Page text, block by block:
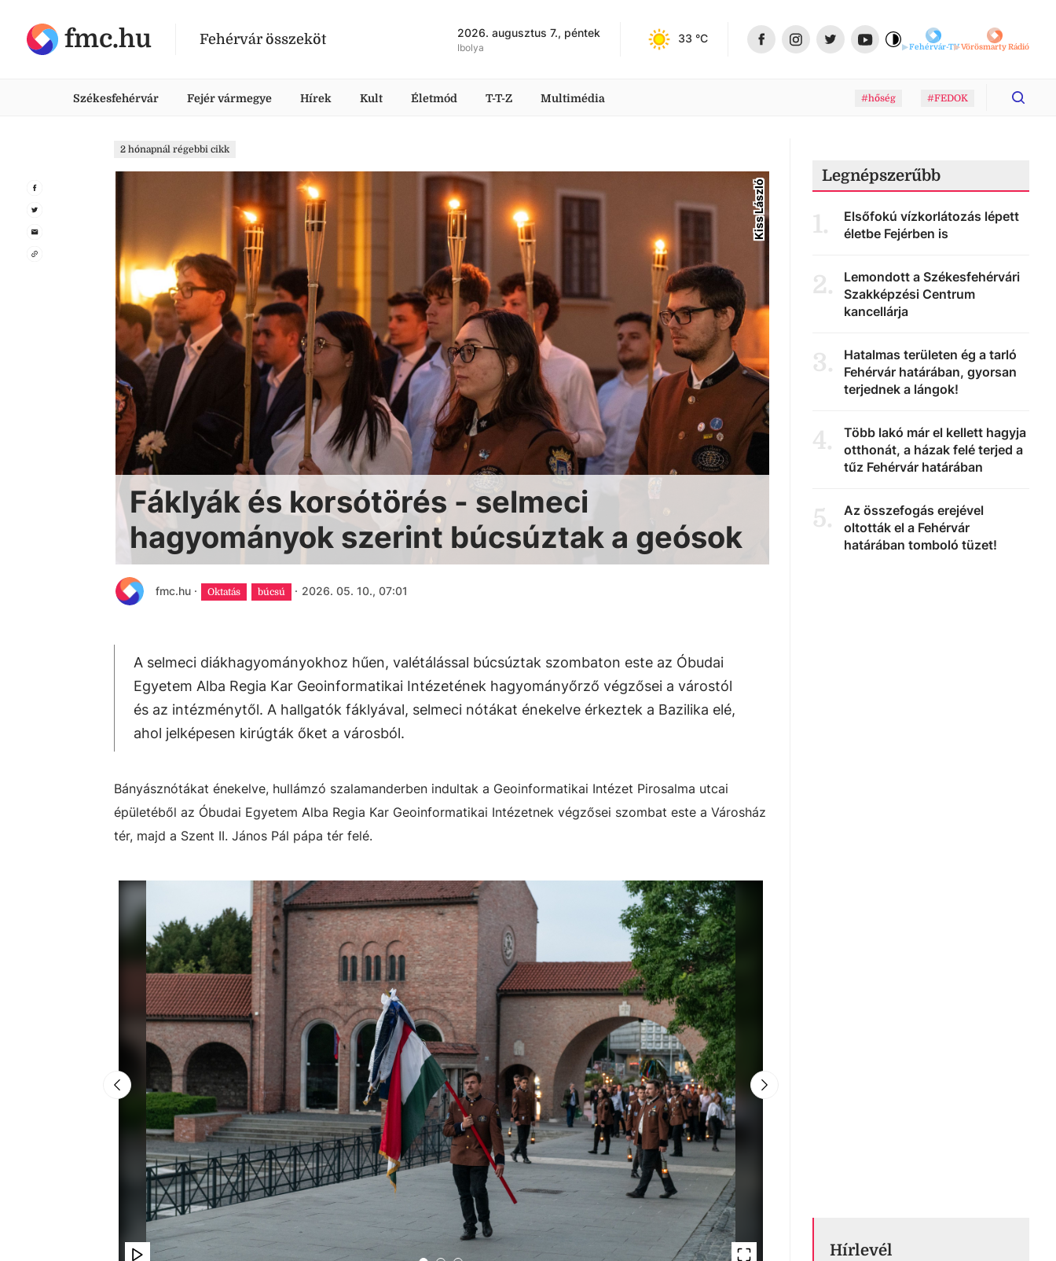
fmc.hu Fehérvár összeköt 2026. augusztus 7., péntek
Ibolya
33 °C
Fehérvár-TVVörösmarty Rádió
Székesfehérvár Fejér vármegye Hírek Kult Életmód T-T-Z Multimédia #hőség #FEDOK
2 hónapnál régebbi cikk
Kiss László
Fáklyák és korsótörés - selmeci
hagyományok szerint búcsúztak a geósok
fmc.hu · Oktatás búcsú · 2026. 05. 10., 07:01
A selmeci diákhagyományokhoz hűen, valétálással búcsúztak szombaton este az Óbudai
Egyetem Alba Regia Kar Geoinformatikai Intézetének hagyományőrző végzősei a várostól
és az intézménytől. A hallgatók fáklyával, selmeci nótákat énekelve érkeztek a Bazilika elé,
ahol jelképesen kirúgták őket a városból.
Bányásznótákat énekelve, hullámzó szalamanderben indultak a Geoinformatikai Intézet Pirosalma utcai
épületéből az Óbudai Egyetem Alba Regia Kar Geoinformatikai Intézetnek végzősei szombat este a Városház
tér, majd a Szent II. János Pál pápa tér felé.
Legnépszerűbb
1.
Elsőfokú vízkorlátozás lépett
életbe Fejérben is
2.
Lemondott a Székesfehérvári
Szakképzési Centrum
kancellárja
3.
Hatalmas területen ég a tarló
Fehérvár határában, gyorsan
terjednek a lángok!
4.
Több lakó már el kellett hagyja
otthonát, a házak felé terjed a
tűz Fehérvár határában
5.
Az összefogás erejével
oltották el a Fehérvár
határában tomboló tüzet!
Hírlevél